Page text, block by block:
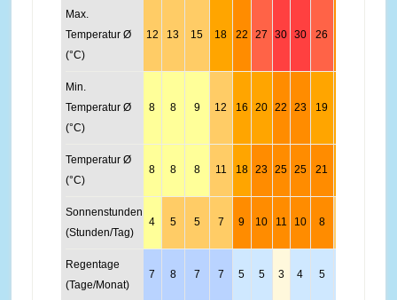
Max.
Temperatur Ø
(°C)
12 13 15 18 22 27 30 30 26
Min.
Temperatur Ø
(°C)
8 8 9 12 16 20 22 23 19
Temperatur Ø
(°C)
8 8 8 11 18 23 25 25 21
Sonnenstunden
(Stunden/Tag)
4 5 5 7 9 10 11 10 8
Regentage
(Tage/Monat)
7 8 7 7 5 5 3 4 5